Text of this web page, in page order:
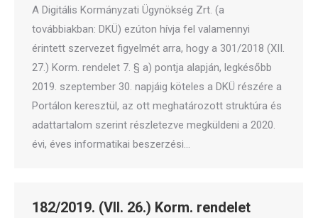
A Digitális Kormányzati Ügynökség Zrt. (a
továbbiakban: DKÜ) ezúton hívja fel valamennyi
érintett szervezet figyelmét arra, hogy a 301/2018 (XII.
27.) Korm. rendelet 7. § a) pontja alapján, legkésőbb
2019. szeptember 30. napjáig köteles a DKÜ részére a
Portálon keresztül, az ott meghatározott struktúra és
adattartalom szerint részletezve megküldeni a 2020.
évi, éves informatikai beszerzési…
182/2019. (VII. 26.) Korm. rendelet